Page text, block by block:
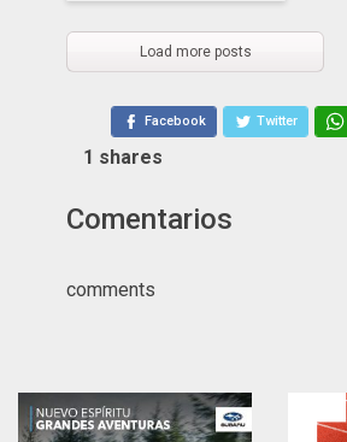
Load more posts
Facebook Twitter
1 shares
Comentarios
comments